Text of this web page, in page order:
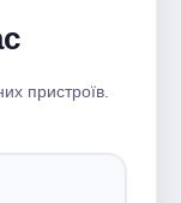
пристроїв.